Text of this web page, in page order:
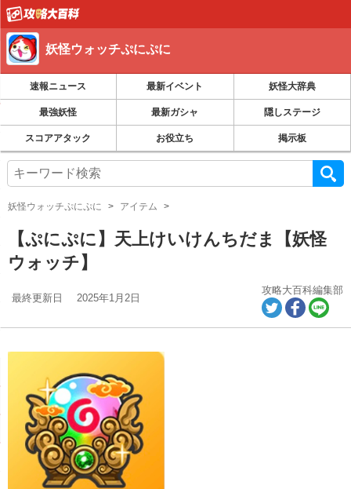
妖怪ウォッチぷにぷに
速報ニュース 最新イベント 妖怪大辞典
最強妖怪 最新ガシャ 隠しステージ
スコアアタック お役立ち 掲示板
妖怪ウォッチぷにぷに アイテム
【ぷにぷに】天上けいけんちだま【妖怪
ウォッチ】
最終更新日 2025年1月2日
攻略大百科編集部